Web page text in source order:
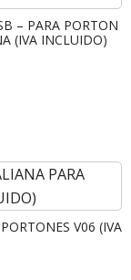
– PARA PORTON
(IVA INCLUIDO)
V06 (IVA